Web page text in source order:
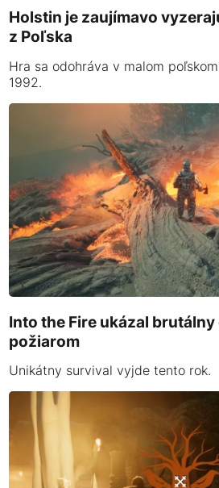
Holstin je zaujímavo
z Poľska
Hra sa odohráva v malom
1992.
Into the Fire ukázal brutálny
požiarom
Unikátny survival vyjde tento rok.